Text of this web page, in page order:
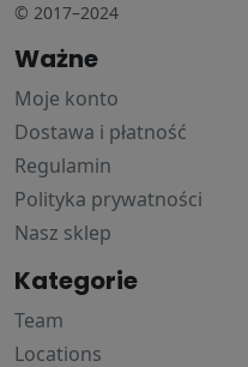
© 2017–2024
Ważne
Moje konto
Dostawa i płatność
Regulamin
Polityka prywatności
Nasz sklep
Kategorie
Team
Locations